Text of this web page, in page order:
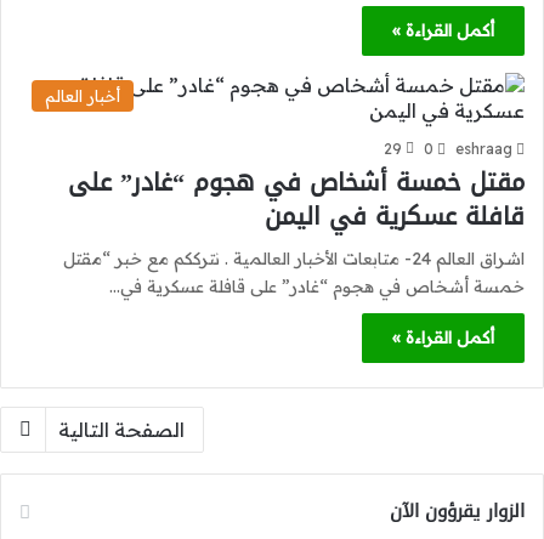
أكمل القراءة »
أخبار العالم
eshraag
0
29
مقتل خمسة أشخاص في هجوم “غادر” على
قافلة عسكرية في اليمن
اشراق العالم 24- متابعات الأخبار العالمية . نترككم مع خبر “مقتل
خمسة أشخاص في هجوم “غادر” على قافلة عسكرية في…
أكمل القراءة »
الصفحة التالية
الزوار يقرؤون الآن